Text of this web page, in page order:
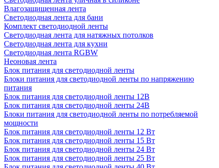
Влагозащищенная лента
Светодиодная лента для бани
Комплект светодиодной ленты
Светодиодная лента для натяжных потолков
Светодиодная лента для кухни
Светодиодная лента RGBW
Неоновая лента
Блок питания для светодиодной ленты
Блоки питания для светодиодной ленты по напряжению
питания
Блок питания для светодиодной ленты 12В
Блок питания для светодиодной ленты 24В
Блоки питания для светодиодной ленты по потребляемой
мощности
Блок питания для светодиодной ленты 12 Вт
Блок питания для светодиодной ленты 15 Вт
Блок питания для светодиодной ленты 24 Вт
Блок питания для светодиодной ленты 25 Вт